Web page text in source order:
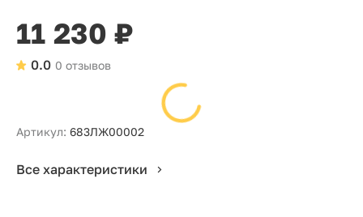
11 230 ₽
0 отзывов
0.0
Артикул: 683ЛЖ00002
Все характеристики